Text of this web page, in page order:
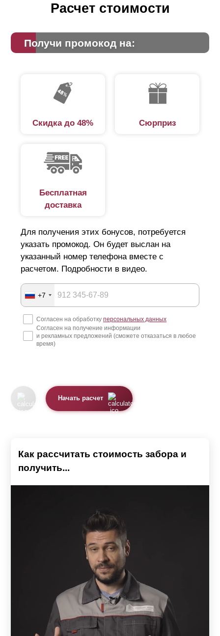
Расчет стоимости
Получи промокод на:
Скидка до 48% Сюрприз
Бесплатная
доставка
Для получения этих бонусов, потребуется
указать промокод. Он будет выслан на
указанный номер телефона вместе с
расчетом. Подробности в видео.
+7
Согласен на обработку персональных данных
Согласен на получение информации
и рекламных предложений (сможете отказаться в любое
время)
Начать расчет
Как рассчитать стоимость забора и
получить...